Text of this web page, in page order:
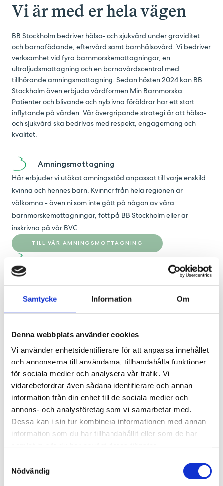
Samtycke Information Om
Denna webbplats använder cookies
Vi använder enhetsidentifierare för att anpassa innehållet
och annonserna till användarna, tillhandahålla funktioner
för sociala medier och analysera vår trafik. Vi
vidarebefordrar även sådana identifierare och annan
information från din enhet till de sociala medier och
annons- och analysföretag som vi samarbetar med.
Dessa kan i sin tur kombinera informationen med annan
information som du har tillhandahållit eller som de har
Nödvändig
Vi är med er hela vägen
BB Stockholm bedriver hälso- och sjukvård under graviditet
och barnafödande, eftervård samt barnhälsovård. Vi bedriver
verksamhet vid fyra barnmorskemottagningar, en
ultraljudsmottagning och en barnavårdscentral med
tillhörande amningsmottagning. Sedan hösten 2024 kan BB
Stockholm även erbjuda vårdformen Min Barnmorska.
Patienter och blivande och nyblivna föräldrar har ett stort
inflytande på vården. Vår övergripande strategi är att hälso-
och sjukvård ska bedrivas med respekt, engagemang och
kvalitet.
Amningsmottagning
Här erbjuder vi utökat amningsstöd anpassat till varje enskild
kvinna och hennes barn. Kvinnor från hela regionen är
välkomna - även ni som inte gått på någon av våra
barnmorskemottagningar, fött på BB Stockholm eller är
inskrivna på vår BVC.
TILL VÅR AMNINGSMOTTAGNING
På vår Barnavårdscentral på Kungsholmen står barnet och
familjen alltid i fokus. Vårt mål är att tillsammans med er
föräldrar främja barnets hälsa, trygghet och utveckling. Vi
erbjuder kvalificerad barnhälsovård utan kostnad från
TILL VÅR BARNAVÅRDCENTRAL
Min Barnmorska BB Stockholm
Vårdformen Min Barnmorska innebär att du har samma team
av barnmorskor genom hela graviditeten, under födseln och
hemma efter födseln. Vi vänder oss till er med
förlossningsrädsla och er som har ett ökat behov av
kontinuitet.
TILL MIN BARNMORSKA
Ultraljudsenheten på BB Stockholm Family City är en av Region
Stockholms auktoriserade mottagningar med inriktning på